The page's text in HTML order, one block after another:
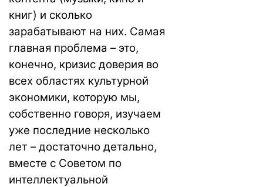
книг) и сколько
зарабатывают на них. Самая
главная проблема – это,
конечно, кризис доверия во
всех областях культурной
экономики, которую мы,
собственно говоря, изучаем
уже последние несколько
лет – достаточно детально,
вместе с Советом по
интеллектуальной